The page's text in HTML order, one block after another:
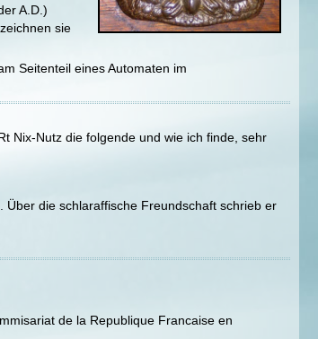
A.D.)
sie
Seitenteil eines Automaten im
Nix-Nutz die folgende und wie ich finde, sehr
die schlaraffische Freundschaft schrieb er
de la Republique Francaise en